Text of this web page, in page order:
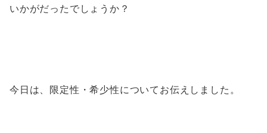
いかがだったでしょうか？
今日は、限定性・希少性についてお伝えしました。